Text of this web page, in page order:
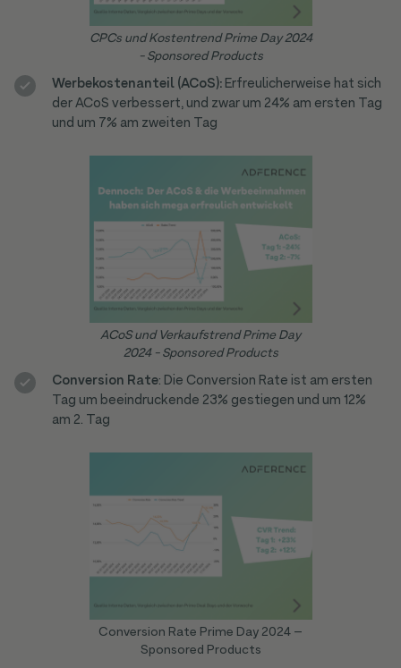
CPCs und Kostentrend Prime Day 2024
- Sponsored Products
Werbekostenanteil (ACoS):Erfreulicherweise hat sich
der ACoS verbessert, und zwar um 24% am ersten Tag
und um 7% am zweiten Tag
ACoS und Verkaufstrend Prime Day
2024 - Sponsored Products
Conversion Rate: Die Conversion Rate ist am ersten
Tag um beeindruckende 23% gestiegen und um 12%
am 2. Tag
Conversion Rate Prime Day 2024 –
Sponsored Products